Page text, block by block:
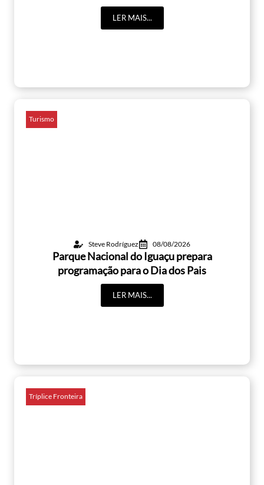
LER MAIS...
Turismo
Steve Rodríguez 08/08/2026
Parque Nacional do Iguaçu prepara
programação para o Dia dos Pais
LER MAIS...
Tríplice Fronteira